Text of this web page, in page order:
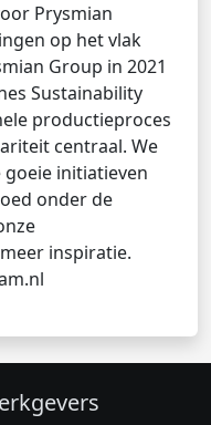
Prysmian
op het vlak
Group in 2021
Sustainability
productieproces
centraal. We
initiatieven
onder de
inspiratie.